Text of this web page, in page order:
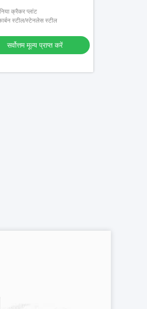
क्रैकर प्लांट
स्टील/स्टेनलेस स्टील
सर्वोत्तम मूल्य प्राप्त करें